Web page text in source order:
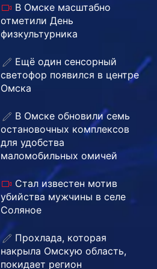
В Омске масштабно
отметили День
физкультурника
Ещё один сенсорный
светофор появился в центре
Омска
В Омске обновили семь
остановочных комплексов
для удобства
маломобильных омичей
Стал известен мотив
убийства мужчины в селе
Соляное
Прохлада, которая
накрыла Омскую область,
покидает регион